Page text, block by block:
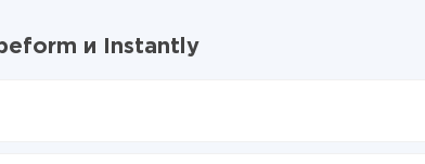
и Instantly